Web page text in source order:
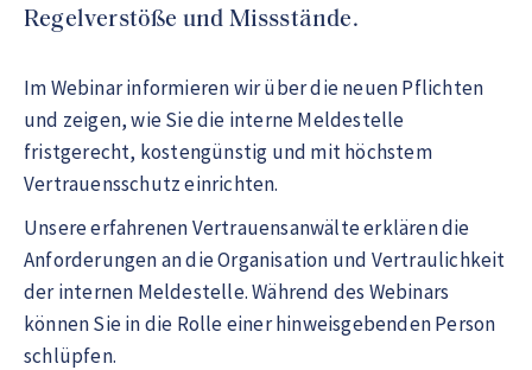
Regelverstöße und Missstände.
Im Webinar informieren wir über die neuen Pflichten
und zeigen, wie Sie die interne Meldestelle
fristgerecht, kostengünstig und mit höchstem
Vertrauensschutz einrichten.
Unsere erfahrenen Vertrauensanwälte erklären die
Anforderungen an die Organisation und Vertraulichkeit
der internen Meldestelle. Während des Webinars
können Sie in die Rolle einer hinweisgebenden Person
schlüpfen.